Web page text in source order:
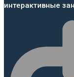
интерактивные